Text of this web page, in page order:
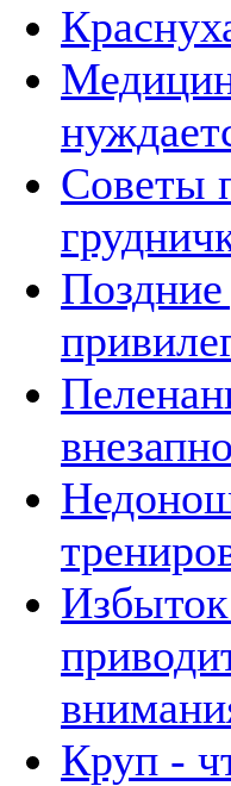
Советы
Поздние
Круп -